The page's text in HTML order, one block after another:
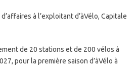
à l’exploitant d’àVélo, Capitale
de 20 stations et de 200 vélos à
pour la première saison d’àVélo à